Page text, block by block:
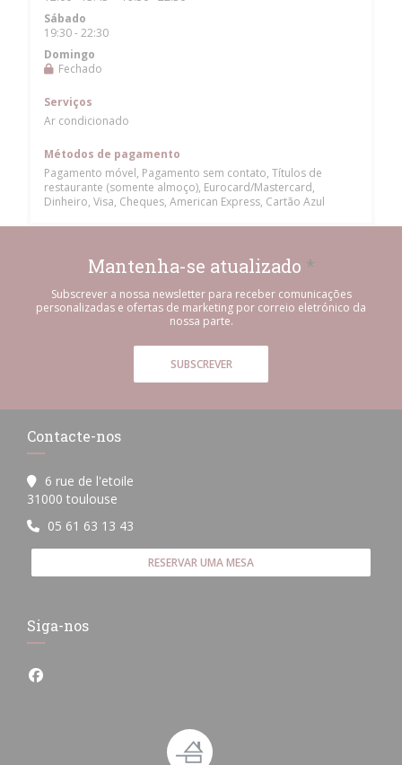
Sábado
19:30 - 22:30
Domingo
Fechado
Serviços
Ar condicionado
Métodos de pagamento
Pagamento móvel, Pagamento sem contato, Títulos de
restaurante (somente almoço), Eurocard/Mastercard,
Dinheiro, Visa, Cheques, American Express, Cartão Azul
Mantenha-se atualizado *
Subscrever a nossa newsletter para receber comunicações
personalizadas e ofertas de marketing por correio eletrónico da
nossa parte.
SUBSCREVER
Contacte-nos
6 rue de l'etoile
31000 toulouse
05 61 63 13 43
RESERVAR UMA MESA
Siga-nos
Facebook ((abre numa nova janela))